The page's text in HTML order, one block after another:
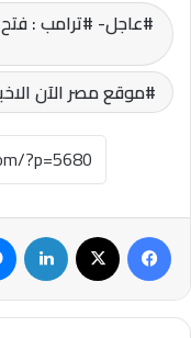
عاجل- #ترامب :
موقع مصر الآن
فيسبوك